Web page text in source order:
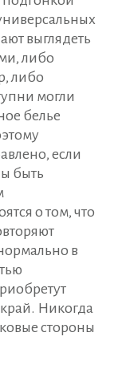
выглядеть
либо
либо
могли
белье
если
быть
о том, что
в
Никогда
стороны